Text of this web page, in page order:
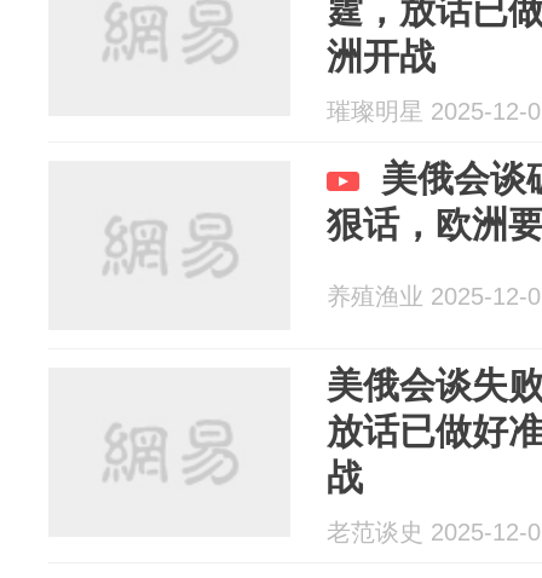
霆，放话已
洲开战
璀璨明星 2025-12-
美俄会谈
狠话，欧洲
养殖渔业 2025-12-
美俄会谈失
放话已做好
战
老范谈史 2025-12-